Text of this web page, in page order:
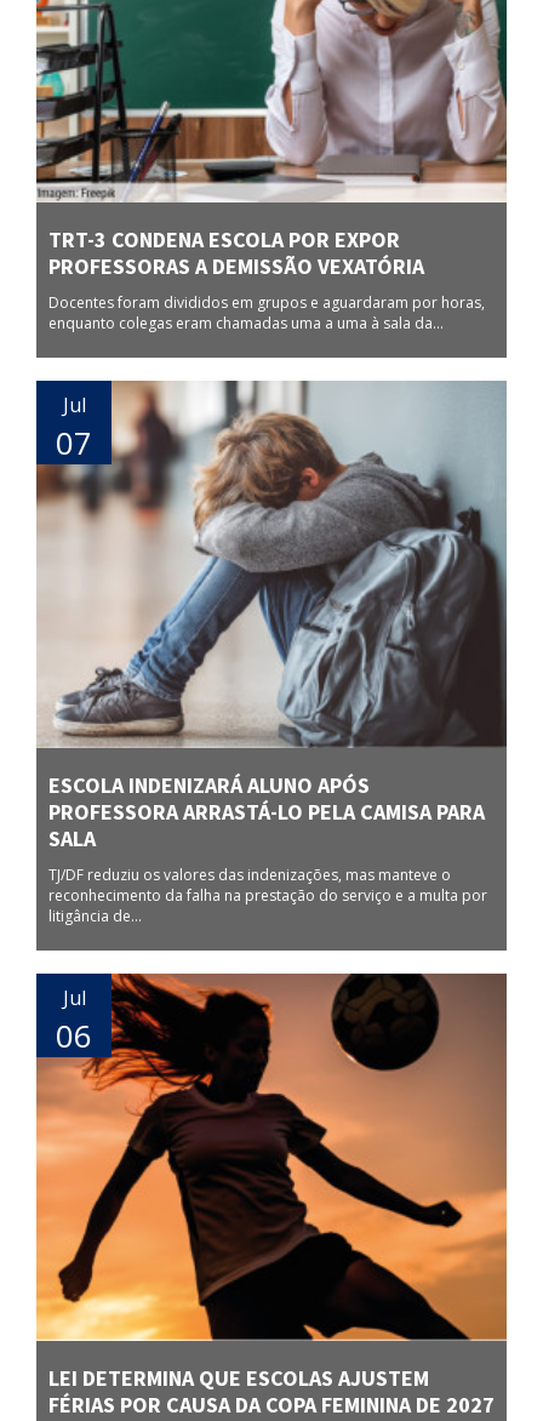
TRT-3 CONDENA ESCOLA POR EXPOR
PROFESSORAS A DEMISSÃO VEXATÓRIA
Docentes foram divididos em grupos e aguardaram por horas,
enquanto colegas eram chamadas uma a uma à sala da...
Jul
07
ESCOLA INDENIZARÁ ALUNO APÓS
PROFESSORA ARRASTÁ-LO PELA CAMISA PARA
SALA
TJ/DF reduziu os valores das indenizações, mas manteve o
reconhecimento da falha na prestação do serviço e a multa por
litigância de...
Jul
06
LEI DETERMINA QUE ESCOLAS AJUSTEM
FÉRIAS POR CAUSA DA COPA FEMININA DE 2027